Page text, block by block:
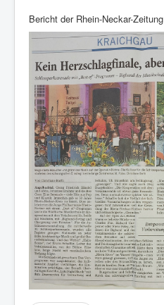
Bericht der Rhein-Neckar-Zeitung